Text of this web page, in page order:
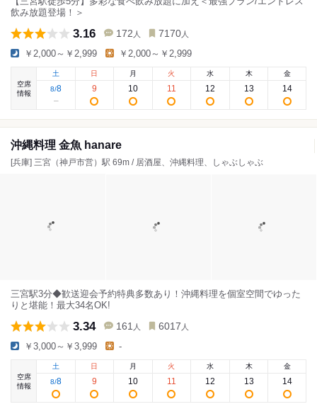
飲み放題登場！＞
3.16 172 人 7170 人
￥2,000～￥2,999 ￥2,000～￥2,999
空席
情報
土
8/8
日
9
月
10
火
11
水
12
木
13
金
14
沖縄料理 金魚 hanare
[兵庫] 三宮（神戸市営）駅 69m / 居酒屋、沖縄料理、しゃぶしゃぶ
三宮駅3分◆歓送迎会予約特典多数あり！沖縄料理を個室空間でゆった
りと堪能！最大34名OK!
3.34 161 人 6017 人
￥3,000～￥3,999 -
空席
情報
土
8/8
日
9
月
10
火
11
水
12
木
13
金
14